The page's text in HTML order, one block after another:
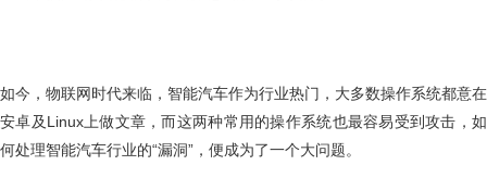
如今，物联网时代来临，智能汽车作为行业热门，大多数操作系统都意在
安卓及Linux上做文章，而这两种常用的操作系统也最容易受到攻击，如
何处理智能汽车行业的“漏洞”，便成为了一个大问题。